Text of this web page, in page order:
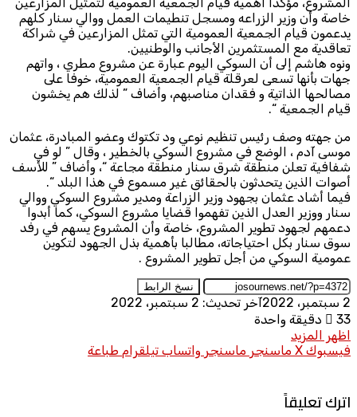
خاصة وأن وزير الزراعه ومسجل تنطيمات العمل ووالي سنار كلهم
يدعمون قيام الجمعية العمومية التي تمثل المزارعين في شراكة
تعاقدية مع المستثمرين الأجانب والوطنيين.
ونوه هاشم إلى أن السوكي اليوم عبارة عن مشروع مطري ، واتهم
جهات بأنها تسعى لعرقلة قيام الجمعية العمومية، خوفا على
مصالحها الذاتية و فقدان مناصبهم، وأضاف ” لذلك هم يخشون
قيام الجمعية “.
من جهته وصف رئيس تنظيم نوعي ود تكتوك وعضو المبادرة، عثمان
موسى آدم ، الوضع في مشروع السوكي بالخطير ، وقال ” لو في
شفافية تعلن منطقة شرق سنار منطقة مجاعة “، وأضاف ” للأسف
أصوات الذين يتحدثون بالحقائق غير مسموع في هذا البلد “.
فيما أشاد عثمان بجهود وزير الزراعة ومدير مشروع السوكي ووالي
سنار ووزير العدل الذين تفهموا قضايا مشروع السوكي، كما أبدوا
دعمهم لجهود تطوير المشروع، خاصة وأن المشروع يسهم في رفد
سوق سنار بكل احتياجاته، مطالبا بأهمية بذل الجهود لتكوين
عمومية السوكي من أجل تطوير المشروع .
نسخ الرابط
2 سبتمبر، 2022
آخر تحديث: 2 سبتمبر، 2022
33
دقيقة واحدة
اظهر المزيد
فيسبوك X ماسنجر ماسنجر واتساب تيلقرام طباعة
اترك تعليقاً